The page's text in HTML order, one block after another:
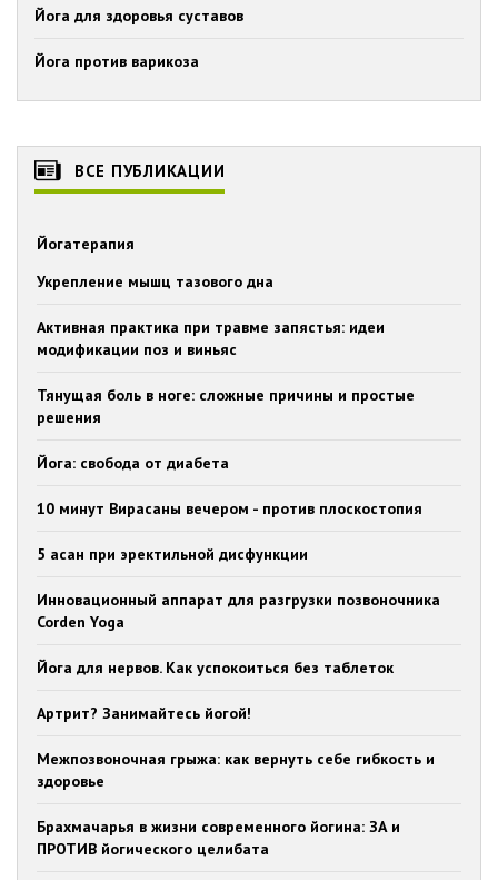
Йога для здоровья суставов
Йога против варикоза
ВСЕ ПУБЛИКАЦИИ
Йогатерапия
Укрепление мышц тазового дна
Активная практика при травме запястья: идеи
модификации поз и виньяс
Тянущая боль в ноге: сложные причины и простые
решения
Йога: свобода от диабета
10 минут Вирасаны вечером - против плоскостопия
5 асан при эректильной дисфункции
Инновационный аппарат для разгрузки позвоночника
Corden Yoga
Йога для нервов. Как успокоиться без таблеток
Артрит? Занимайтесь йогой!
Межпозвоночная грыжа: как вернуть себе гибкость и
здоровье
Брахмачарья в жизни современного йогина: ЗА и
ПРОТИВ йогического целибата